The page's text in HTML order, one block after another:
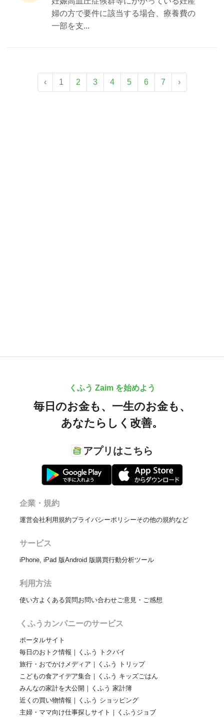
婦の方で要件に該当する場合、療養費の
一部を支...
‹ 1 2 3 4 5 6 7 ›
くふう Zaim を始めよう
毎日のお金も、 一生のお金も、
あなたらしく改善。
アプリはこちら
企業・規約
運営会社利用規約プライバシーポリシーその他の規約など
サービス
iPhone, iPad 版Android 版購買行動分析ツール
利用方法
使い方よくある質問お問い合わせご意見・ご感想
くふうカンパニーのサービス
ポータルサイト
毎日のおトク情報｜くふう トクバイ
旅行・おでかけメディア｜くふう トリップ
こどもの食アイデア集合｜くふう キッズごはん
みんなの家計を大公開｜くふう 家計簿
近くの買い物情報｜くふう ショッピング
主婦・ママ向け仕事探しサイト｜くふうジョブ